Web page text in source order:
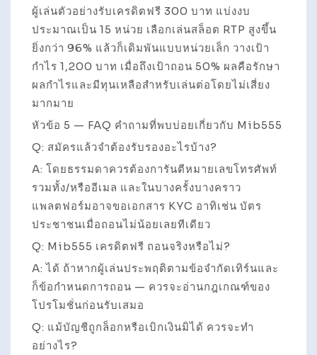
ผู้เล่นตัวอย่างรับเครดิตฟรี 300 บาท แบ่งงบ
ประมาณเป็น 15 หน่วย เลือกเล่นสล็อต RTP สูงขึ้น
ยิ่งกว่า 96% แล้วก็เดิมพันแบบหน่วยเล็ก วางเป้า
กำไร 1,200 บาท เมื่อถึงเป้าถอน 50% ผลคือรักษา
ผลกำไรและมีทุนเหลือสำหรับเล่นต่อโดยไม่เสี่ยง
มากมาย
หัวข้อ 5 — FAQ คำถามที่พบบ่อยเกี่ยวกับ Mib555
Q: สมัครแล้วจำต้องรับรองอะไรบ้าง?
A: โดยธรรมดาควรต้องการันตีหมายเลขโทรศัพท์
รวมทั้ง/หรืออีเมล และในบางครั้งบางคราว
แพลตฟอร์มอาจขอเอกสาร KYC อาทิเช่น บัตร
ประชาชนเมื่อถอนไม่น้อยเลยทีเดียว
Q: Mib555 เครดิตฟรี ถอนจริงหรือไม่?
A: ได้ ถ้าหากผู้เล่นประพฤติตามข้อจำกัดเทิร์นและ
ก็ข้อกำหนดการถอน — ควรจะอ่านกฎเกณฑ์ของ
โปรโมชั่นก่อนรับเสมอ
Q: แม้บัญชีถูกล็อกหรือเบิกเงินมิได้ ควรจะทำ
อย่างไร?